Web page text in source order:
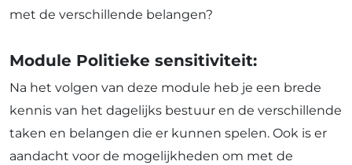
met de verschillende belangen?
Module Politieke sensitiviteit:
Na het volgen van deze module heb je een brede
kennis van het dagelijks bestuur en de verschillende
taken en belangen die er kunnen spelen. Ook is er
aandacht voor de mogelijkheden om met de